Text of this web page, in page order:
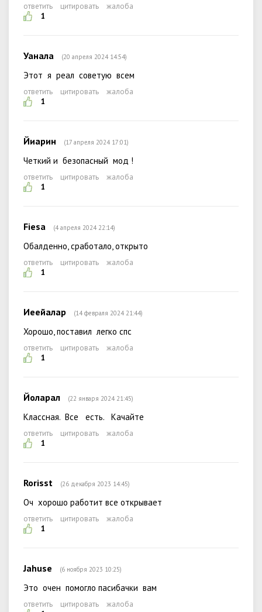
ответить цитировать
жалоба
1
Уанала (20 апреля 2024 14:54)
Этот я реал советую всем
ответить цитировать
жалоба
1
Йиарин (17 апреля 2024 17:01)
Четкий и безопасный мод !
ответить цитировать
жалоба
1
Fiesa (4 апреля 2024 22:14)
Обалденно, сработало, открыто
ответить цитировать
жалоба
1
Иеейалар (14 февраля 2024 21:44)
Хорошо, поставил легко спс
ответить цитировать
жалоба
1
Йоларал (22 января 2024 21:45)
Классная. Все есть. Качайте
ответить цитировать
жалоба
1
Rorisst (26 декабря 2023 14:45)
Оч хорошо работит все открывает
ответить цитировать
жалоба
1
Jahuse (6 ноября 2023 10:25)
Это очен помогло пасибачки вам
ответить цитировать
жалоба